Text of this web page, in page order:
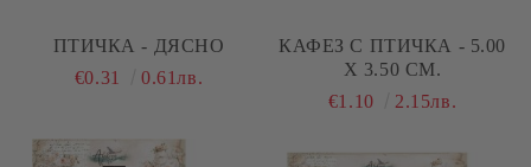
ПТИЧКА - ДЯСНО
€0.31
0.61лв.
КАФЕЗ С ПТИЧКА - 5.00
Х 3.50 СМ.
€1.10
2.15лв.